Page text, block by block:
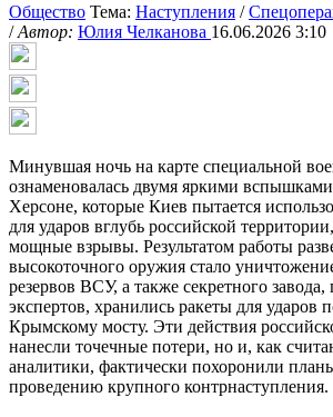
Общество Тема: Наступления /
/Автор: Юлия Челканова 16.06.2026 3:10
Минувшая ночь на карте специальной
ознаменовалась двумя яркими
Херсоне, которые Киев пытается
для ударов вглубь российской
мощные взрывы. Результатом работы
высокоточного оружия стало
резервов ВСУ, а также секретного
экспертов, хранились ракеты для ударов
Крымскому мосту. Эти действия
нанесли точечные потери, но и, как
аналитики, фактически похоронили
проведению крупного контрнаступления.